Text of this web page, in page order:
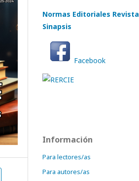
Normas Editoriales Revista
Sinapsis
Facebook
Información
Para lectores/as
Para autores/as